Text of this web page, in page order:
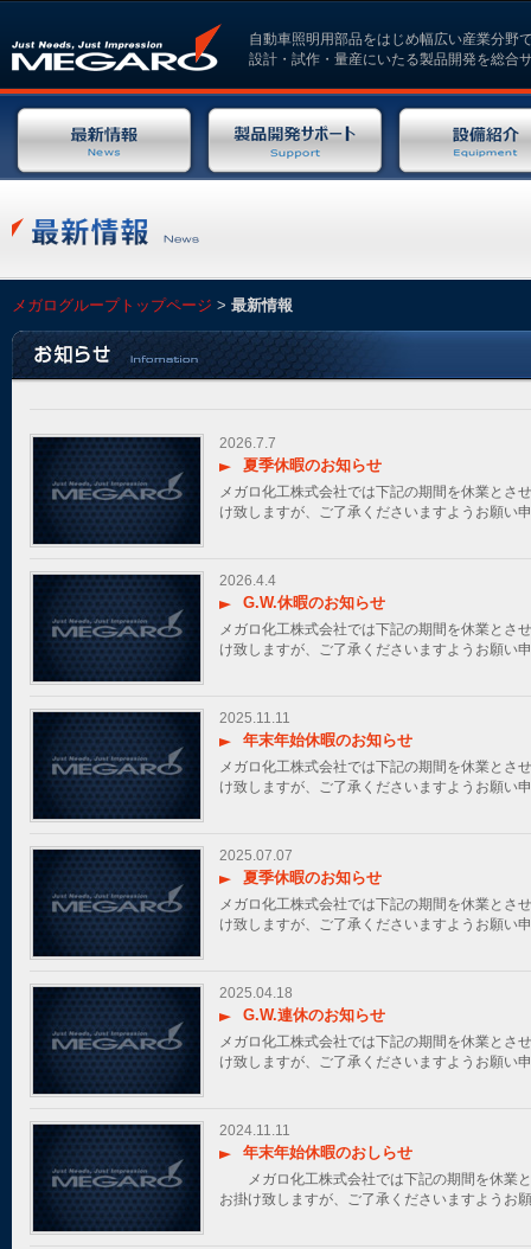
自動車照明用部品をはじめ幅広い産業分野
設計・試作・量産にいたる製品開発を総合
メガログループトップページ > 最新情報
2026.7.7
夏季休暇のお知らせ
メガロ化工株式会社では下記の期間を休業とさ
け致しますが、ご了承くださいますようお願い
2026.4.4
G.W.休暇のお知らせ
メガロ化工株式会社では下記の期間を休業とさ
け致しますが、ご了承くださいますようお願い
2025.11.11
年末年始休暇のお知らせ
メガロ化工株式会社では下記の期間を休業とさ
け致しますが、ご了承くださいますようお願い
2025.07.07
夏季休暇のお知らせ
メガロ化工株式会社では下記の期間を休業とさ
け致しますが、ご了承くださいますようお願い
2025.04.18
G.W.連休のお知らせ
メガロ化工株式会社では下記の期間を休業とさ
け致しますが、ご了承くださいますようお願い
2024.11.11
年末年始休暇のおしらせ
メガロ化工株式会社では下記の期間を休業と
お掛け致しますが、ご了承くださいますようお